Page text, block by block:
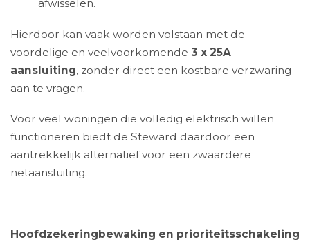
afwisselen.
Hierdoor kan vaak worden volstaan met de
voordelige en veelvoorkomende 3 x 25A
aansluiting, zonder direct een kostbare verzwaring
aan te vragen.
Voor veel woningen die volledig elektrisch willen
functioneren biedt de Steward daardoor een
aantrekkelijk alternatief voor een zwaardere
netaansluiting.
Hoofdzekeringbewaking en prioriteitsschakeling